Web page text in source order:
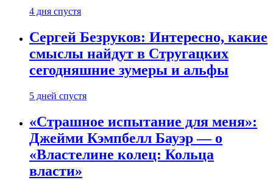
4 дня спустя
Сергей Безруков: Интересно, какие
смыслы найдут в Стругацких
сегодняшние зумеры и альфы
5 дней спустя
«Страшное испытание для меня»:
Джейми Кэмпбелл Бауэр — о
«Властелине колец: Кольца
власти»